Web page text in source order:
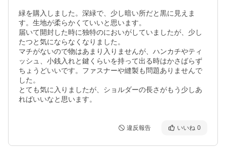
緑を購入しました。深緑で、少し暗い所だと黒に見えま
す。生地が柔らかくていいと思います。
届いて開封した時に独特のにおいがしていましたが、少し
たつと気にならなくなりました。
マチがないので物はあまり入りませんが、ハンカチやティ
ッシュ、小銭入れと鍵くらいを持って出る時はかさばらず
ちょうどいいです。ファスナーや縫製も問題ありませんで
した。
とても気に入りましたが、ショルダーの長さがもう少しあ
ればいいなと思います。
違反報告 いいね 0